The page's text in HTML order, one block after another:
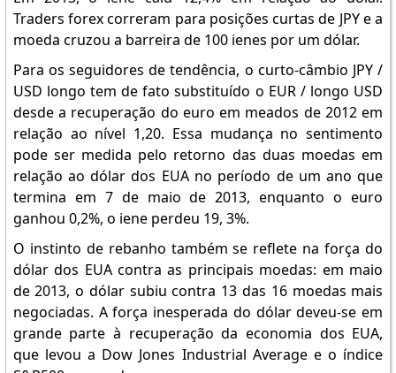
Traders forex correram para posições curtas de JPY e a
moeda cruzou a barreira de 100 ienes por um dólar.
Para os seguidores de tendência, o curto-câmbio JPY /
USD longo tem de fato substituído o EUR / longo USD
desde a recuperação do euro em meados de 2012 em
relação ao nível 1,20. Essa mudança no sentimento
pode ser medida pelo retorno das duas moedas em
relação ao dólar dos EUA no período de um ano que
termina em 7 de maio de 2013, enquanto o euro
ganhou 0,2%, o iene perdeu 19, 3%.
O instinto de rebanho também se reflete na força do
dólar dos EUA contra as principais moedas: em maio
de 2013, o dólar subiu contra 13 das 16 moedas mais
negociadas. A força inesperada do dólar deveu-se em
grande parte à recuperação da economia dos EUA,
que levou a Dow Jones Industrial Average e o índice